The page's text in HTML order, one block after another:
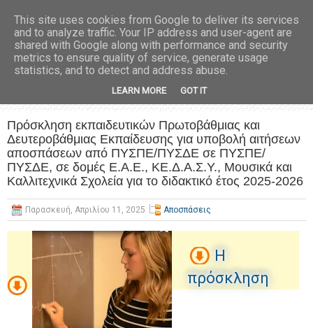
Πρόσκληση εκπαιδευτικών Πρωτοβάθμιας και
Δευτεροβάθμιας Εκπαίδευσης για υποβολή αιτήσεων
αποσπάσεων από ΠΥΣΠΕ/ΠΥΣΔΕ σε ΠΥΣΠΕ/
ΠΥΣΔΕ, σε δομές Ε.Α.Ε., ΚΕ.Δ.Α.Σ.Υ., Μουσικά και
Καλλιτεχνικά Σχολεία για το διδακτικό έτος 2025-2026
Παρασκευή, Απριλίου 11, 2025 Αποσπάσεις
Η
πρόσκληση
This site uses cookies from Google to deliver its services
and to analyze traffic. Your IP address and user-agent are
shared with Google along with performance and security
metrics to ensure quality of service, generate usage
statistics, and to detect and address abuse.
LEARN MORE GOT IT